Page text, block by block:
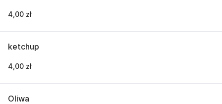
4,00 zł
ketchup
4,00 zł
Oliwa